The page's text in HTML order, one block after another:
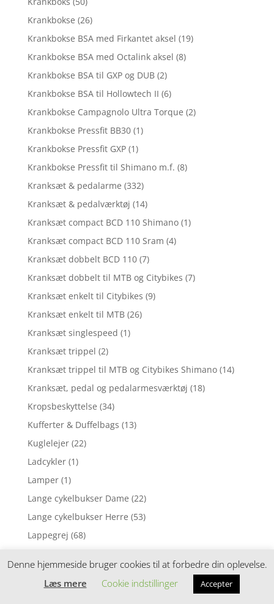
Krankbokse (26)
Krankbokse BSA med Firkantet aksel (19)
Krankbokse BSA med Octalink aksel (8)
Krankbokse BSA til GXP og DUB (2)
Krankbokse BSA til Hollowtech II (6)
Krankbokse Campagnolo Ultra Torque (2)
Krankbokse Pressfit BB30 (1)
Krankbokse Pressfit GXP (1)
Krankbokse Pressfit til Shimano m.f. (8)
Kranksæt & pedalarme (332)
Kranksæt & pedalværktøj (14)
Kranksæt compact BCD 110 Shimano (1)
Kranksæt compact BCD 110 Sram (4)
Kranksæt dobbelt BCD 110 (7)
Kranksæt dobbelt til MTB og Citybikes (7)
Kranksæt enkelt til Citybikes (9)
Kranksæt enkelt til MTB (26)
Kranksæt singlespeed (1)
Kranksæt trippel (2)
Kranksæt trippel til MTB og Citybikes Shimano (14)
Kranksæt, pedal og pedalarmesværktøj (18)
Kropsbeskyttelse (34)
Kufferter & Duffelbags (13)
Kuglelejer (22)
Ladcykler (1)
Lamper (1)
Lange cykelbukser Dame (22)
Lange cykelbukser Herre (53)
Lappegrej (68)
Leg & spil (19)
Leg og spil (25)
Denne hjemmeside bruger cookies til at forbedre din oplevelse.
Læs mere
Cookie indstillinger Accepter